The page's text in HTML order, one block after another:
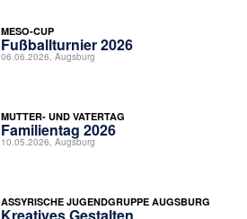
MESO-CUP
Fußballturnier 2026
06.06.2026, Augsburg
MUTTER- UND VATERTAG
Familientag 2026
10.05.2026, Augsburg
ASSYRISCHE JUGENDGRUPPE AUGSBURG